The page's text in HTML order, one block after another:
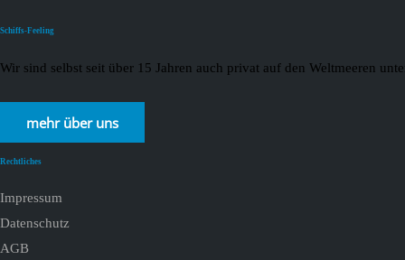
Schiffs-Feeling
Wir sind selbst seit über 15 Jahren auch privat auf den Weltmeeren
mehr über uns
Rechtliches
Impressum
Datenschutz
AGB